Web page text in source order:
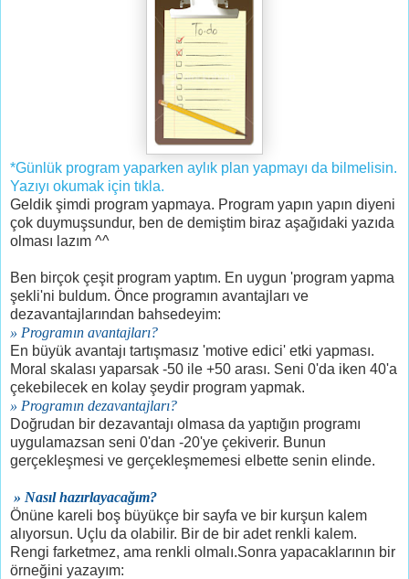
*Günlük program yaparken aylık plan yapmayı da bilmelisin.
Yazıyı okumak için tıkla.
Geldik şimdi program yapmaya. Program yapın yapın diyeni
çok duymuşsundur, ben de demiştim biraz aşağıdaki yazıda
olması lazım ^^
Ben birçok çeşit program yaptım. En uygun 'program yapma
şekli'ni buldum. Önce programın avantajları ve
dezavantajlarından bahsedeyim:
» Programın avantajları?
En büyük avantajı tartışmasız 'motive edici' etki yapması.
Moral skalası yaparsak -50 ile +50 arası. Seni 0'da iken 40'a
çekebilecek en kolay şeydir program yapmak.
» Programın dezavantajları?
Doğrudan bir dezavantajı olmasa da yaptığın programı
uygulamazsan seni 0'dan -20'ye çekiverir. Bunun
gerçekleşmesi ve gerçekleşmemesi elbette senin elinde.
» Nasıl hazırlayacağım?
Önüne kareli boş büyükçe bir sayfa ve bir kurşun kalem
alıyorsun. Uçlu da olabilir. Bir de bir adet renkli kalem.
Rengi farketmez, ama renkli olmalı.Sonra yapacaklarının bir
örneğini yazayım: